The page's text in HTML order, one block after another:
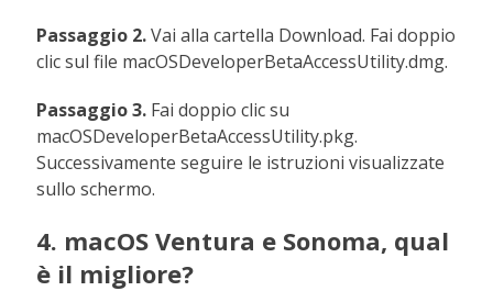
Passaggio 2.Vai alla cartella Download. Fai doppio
clic sul file macOSDeveloperBetaAccessUtility.dmg.
Passaggio 3. Fai doppio clic su
macOSDeveloperBetaAccessUtility.pkg.
Successivamente seguire le istruzioni visualizzate
sullo schermo.
4. macOS Ventura e Sonoma, qual
è il migliore?